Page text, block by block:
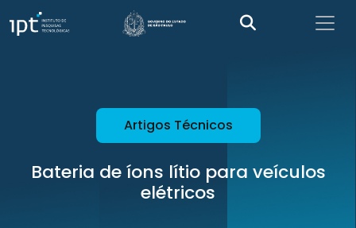
Artigos Técnicos
Bateria de íons lítio para veículos
elétricos